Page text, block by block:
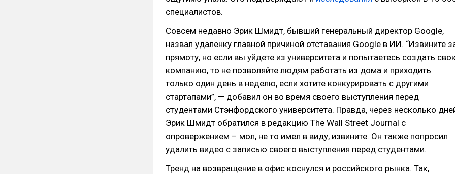
специалистов.
Совсем недавно Эрик Шмидт, бывший генеральный директор Google,
назвал удаленку главной причиной отставания Google в ИИ. “Извините
прямоту, но если вы уйдете из университета и попытаетесь создать
компанию, то не позволяйте людям работать из дома и приходить
только один день в неделю, если хотите конкурировать с другими
стартапами”, — добавил он во время своего выступления перед
студентами Стэнфордского университета. Правда, через несколько
Эрик Шмидт обратился в редакцию The Wall Street Journal с
опровержением – мол, не то имел в виду, извините. Он также попросил
удалить видео с записью своего выступления перед студентами.
Тренд на возвращение в офис коснулся и российского рынка. Так,